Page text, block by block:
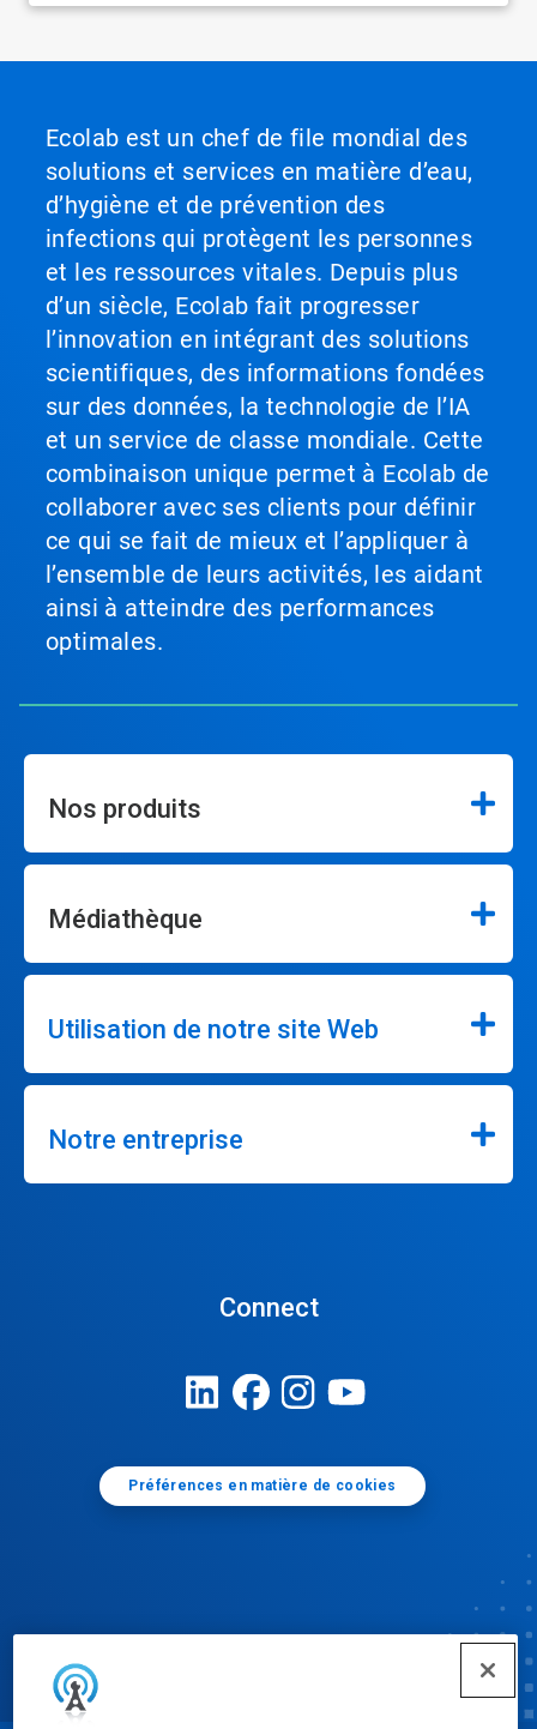
Ecolab est un chef de file mondial des
solutions et services en matière d’eau,
d’hygiène et de prévention des
infections qui protègent les personnes
et les ressources vitales. Depuis plus
d’un siècle, Ecolab fait progresser
l’innovation en intégrant des solutions
scientifiques, des informations fondées
sur des données, la technologie de l’IA
et un service de classe mondiale. Cette
combinaison unique permet à Ecolab de
collaborer avec ses clients pour définir
ce qui se fait de mieux et l’appliquer à
l’ensemble de leurs activités, les aidant
ainsi à atteindre des performances
optimales.
Nos produits
Médiathèque
Utilisation de notre site Web
Notre entreprise
Connect
Préférences en matière de cookies